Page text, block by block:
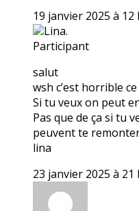
19 janvier 2025 à 12
Lina.
Participant
salut
wsh c’est horrible
Si tu veux on peut
Pas que de ça si tu
peuvent te
lina
23 janvier 2025 à 21